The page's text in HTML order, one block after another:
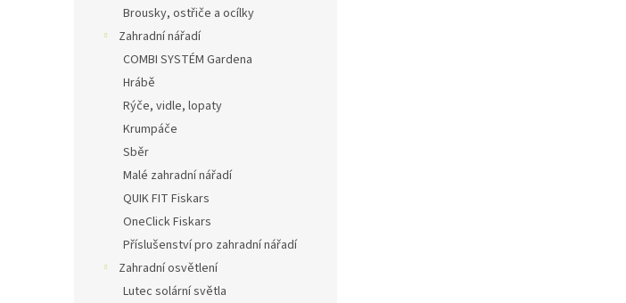
Brousky, ostřiče a ocílky
Zahradní nářadí
COMBI SYSTÉM Gardena
Hrábě
Rýče, vidle, lopaty
Krumpáče
Sběr
Malé zahradní nářadí
QUIK FIT Fiskars
OneClick Fiskars
Příslušenství pro zahradní nářadí
Zahradní osvětlení
Lutec solární světla